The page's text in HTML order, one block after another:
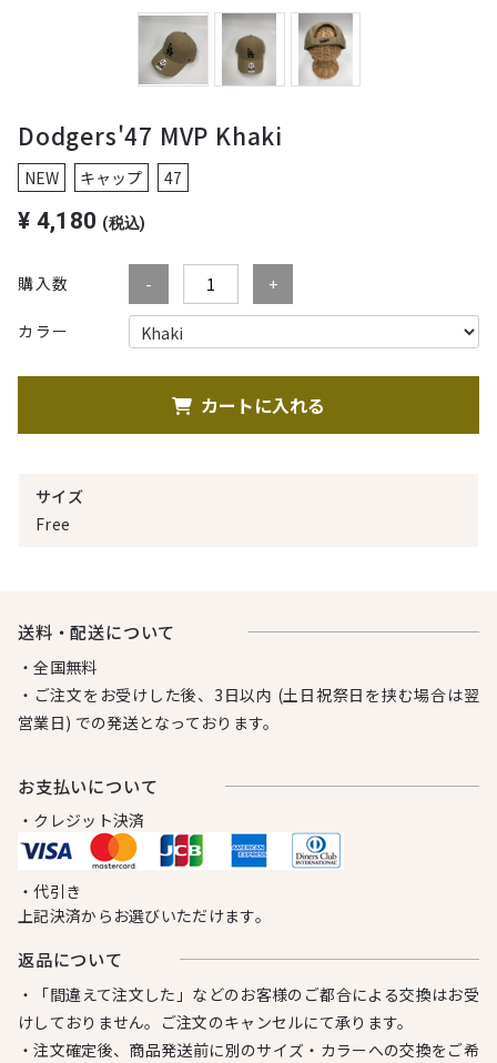
Dodgers'47 MVP Khaki
NEW キャップ 47
¥ 4,180 (税込)
購入数
カラー
カートに入れる
サイズ
Free
送料・配送について
・全国無料
・ご注文をお受けした後、3日以内 (土日祝祭日を挟む場合は翌
営業日) での発送となっております。
お⽀払いについて
・クレジット決済
・代引き
上記決済からお選びいただけます。
返品について
・「間違えて注文した」などのお客様のご都合による交換はお受
けしておりません。ご注文のキャンセルにて承ります。
・注文確定後、商品発送前に別のサイズ・カラーへの交換をご希